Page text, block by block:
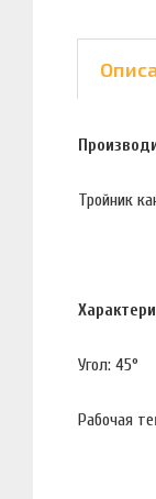
Тройник
Угол: 45°
Рабочая